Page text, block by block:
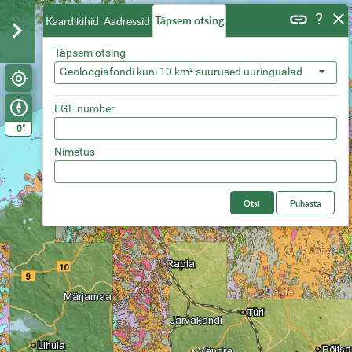
0°
Kaardikihid Aadressid Täpsem otsing
Täpsem otsing
Geoloogiafondi kuni 10 km² suurused uuringualad
EGF number
Nimetus
Otsi Puhasta